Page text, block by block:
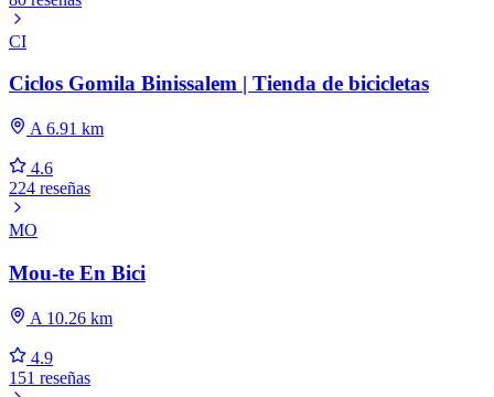
CI
Ciclos Gomila Binissalem | Tienda de bicicletas
A 6.91 km
4.6
224 reseñas
MO
Mou-te En Bici
A 10.26 km
4.9
151 reseñas